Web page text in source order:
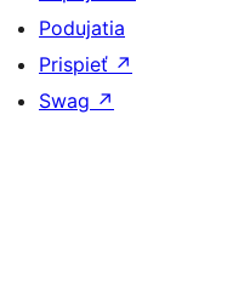
Podujatia
Prispieť ↗
Swag ↗